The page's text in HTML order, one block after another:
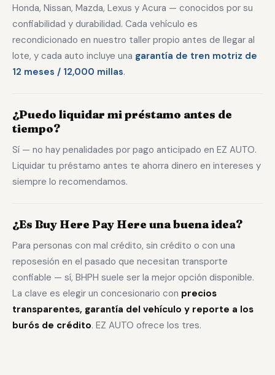
Honda, Nissan, Mazda, Lexus y Acura — conocidos por su
confiabilidad y durabilidad. Cada vehículo es
recondicionado en nuestro taller propio antes de llegar al
lote, y cada auto incluye una garantía de tren motriz de
12 meses / 12,000 millas.
¿Puedo liquidar mi préstamo antes de
tiempo?
Sí — no hay penalidades por pago anticipado en EZ AUTO.
Liquidar tu préstamo antes te ahorra dinero en intereses y
siempre lo recomendamos.
¿Es Buy Here Pay Here una buena idea?
Para personas con mal crédito, sin crédito o con una
reposesión en el pasado que necesitan transporte
confiable — sí, BHPH suele ser la mejor opción disponible.
La clave es elegir un concesionario con precios
transparentes, garantía del vehículo y reporte a los
burós de crédito. EZ AUTO ofrece los tres.